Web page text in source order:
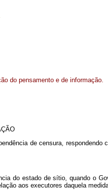
do pensamento e de informação.
de censura, respondendo
estado de sítio, quando o
aos executores daquela